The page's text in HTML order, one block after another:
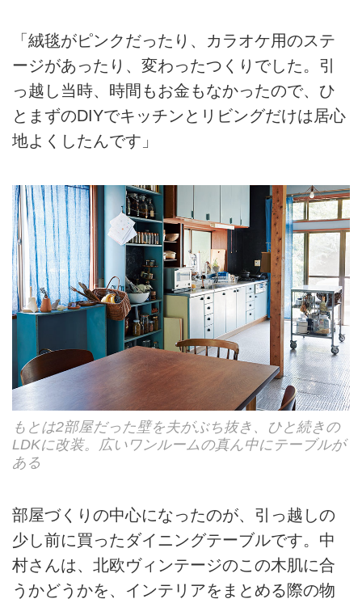
「絨毯がピンクだったり、カラオケ用のステ
ージがあったり、変わったつくりでした。引
っ越し当時、時間もお金もなかったので、ひ
とまずのDIYでキッチンとリビングだけは居心
地よくしたんです」
もとは2部屋だった壁を夫がぶち抜き、ひと続きの
LDKに改装。広いワンルームの真ん中にテーブルが
ある
部屋づくりの中心になったのが、引っ越しの
少し前に買ったダイニングテーブルです。中
村さんは、北欧ヴィンテージのこの木肌に合
うかどうかを、インテリアをまとめる際の物